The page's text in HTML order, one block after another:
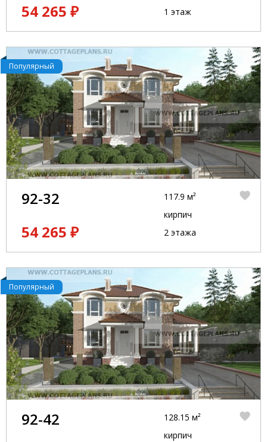
54 265 ₽
1 этаж
Популярный
92-32
54 265 ₽
117.9 м²
кирпич
2 этажа
Популярный
92-42
128.15 м²
кирпич